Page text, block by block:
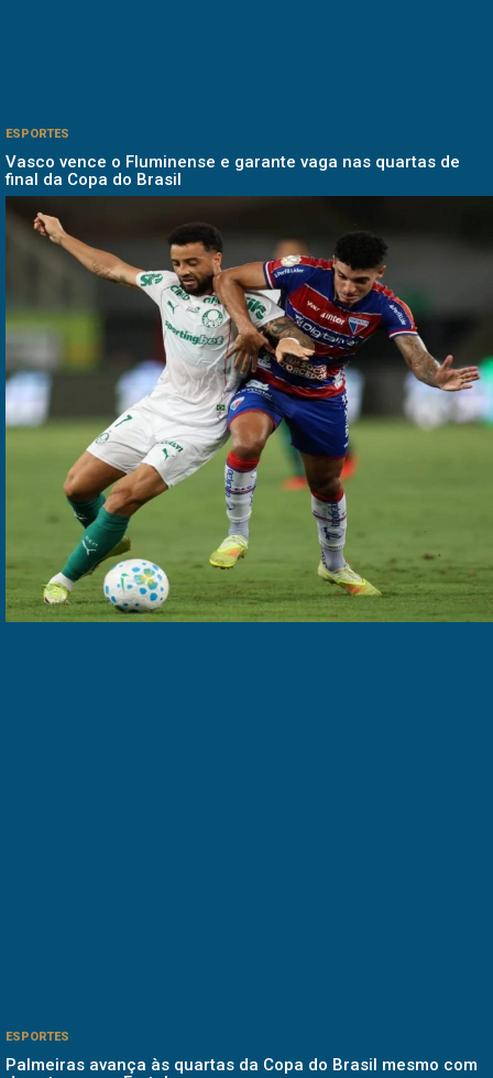
ESPORTES
Vasco vence o Fluminense e garante vaga nas quartas de
final da Copa do Brasil
ESPORTES
Palmeiras avança às quartas da Copa do Brasil mesmo com